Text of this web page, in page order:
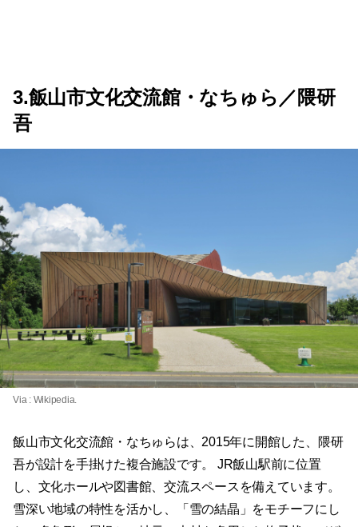
3.飯山市文化交流館・なちゅら／隈研
吾
Via : Wikipedia
飯山市文化交流館・なちゅらは、2015年に開館した、隈研
吾が設計を手掛けた複合施設です。 JR飯山駅前に位置
し、文化ホールや図書館、交流スペースを備えています。
雪深い地域の特性を活かし、「雪の結晶」をモチーフにし